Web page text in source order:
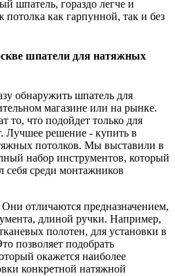
шпатель, гораздо легче и
потолка как гарпунной, так и без
шпатели для натяжных
обнаружить шпатель для
магазине или на рынке.
то, что подойдет только для
Лучшее решение - купить в
потолков. Мы выставили в
набор инструментов, который
себя среди монтажников
отличаются предназначением,
длиной ручки. Например,
полотен, для установки в
позволяет подобрать
окажется наиболее
конкретной натяжной